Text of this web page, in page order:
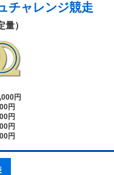
チャレンジ競走
）
円
円
円
円
円